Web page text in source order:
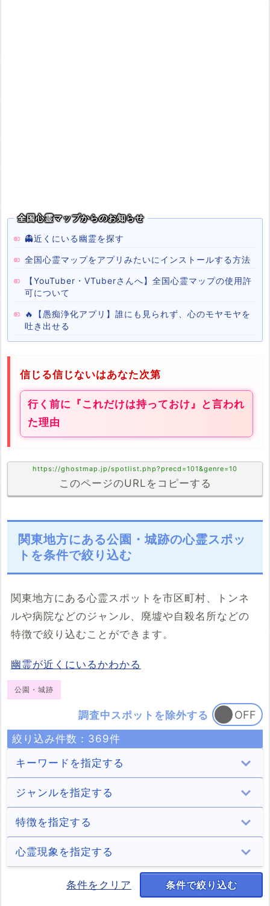
全国心霊マップからのお知らせ
👻近くにいる幽霊を探す
全国心霊マップをアプリみたいにインストールする方法
【YouTuber・VTuberさんへ】全国心霊マップの使用許
可について
🔥【愚痴浄化アプリ】誰にも見られず、心のモヤモヤを
吐き出せる
信じる信じないはあなた次第
行く前に『これだけは持っておけ』と言われ
た理由
https://ghostmap.jp/spotlist.php?precd=101&genre=10
このページのURLをコピーする
関東地方にある公園・城跡の心霊スポッ
トを条件で絞り込む
関東地方にある心霊スポットを市区町村、トンネ
ルや病院などのジャンル、廃墟や自殺名所などの
特徴で絞り込むことができます。
幽霊が近くにいるかわかる
公園・城跡
調査中スポットを除外する
絞り込み件数： 369件
キーワードを指定する
ジャンルを指定する
トンネル
206件
ホテル・旅館
106件 86件
369件
墓地・慰霊碑
146件
海
27件
特徴を指定する
2chオカルト住
民
1件
神隠し
3件
稲川淳二 自殺の名所
10件
廃墟
8件
心霊現象を指定する
48件
男性の霊
113件
女性の霊
146件
条件をクリア 条件で絞り込む